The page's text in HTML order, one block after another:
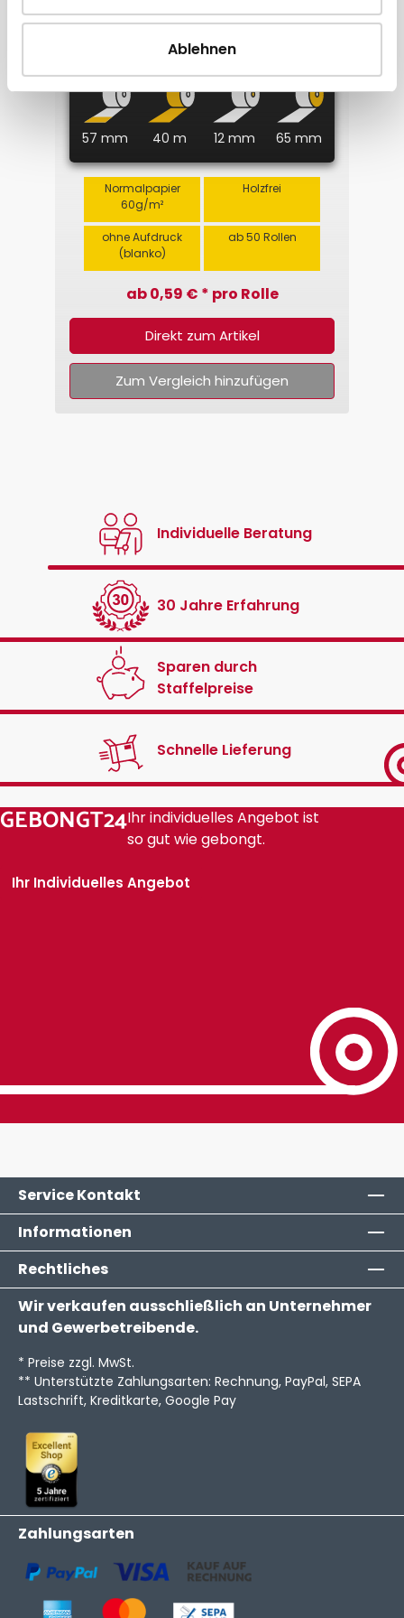
Ablehnen
Kassenrolle 57 x 40m x 12
(Normalpapier)
57 mm 40 m 12 mm 65 mm
Normalpapier
60g/m²
Holzfrei
ohne Aufdruck
(blanko)
ab 50 Rollen
ab 0,59 € * pro Rolle
Direkt zum Artikel
Zum Vergleich hinzufügen
Individuelle Beratung
30 Jahre Erfahrung
Sparen durch
Staffelpreise
Schnelle Lieferung
GEBONGT24Ihr individuelles Angebot ist
so gut wie gebongt.
Ihr Individuelles Angebot
Service Kontakt
Informationen
Rechtliches
Wir verkaufen ausschließlich an Unternehmer
und Gewerbetreibende.
* Preise zzgl. MwSt.
** Unterstützte Zahlungsarten: Rechnung, PayPal, SEPA
Lastschrift, Kreditkarte, Google Pay
Zahlungsarten